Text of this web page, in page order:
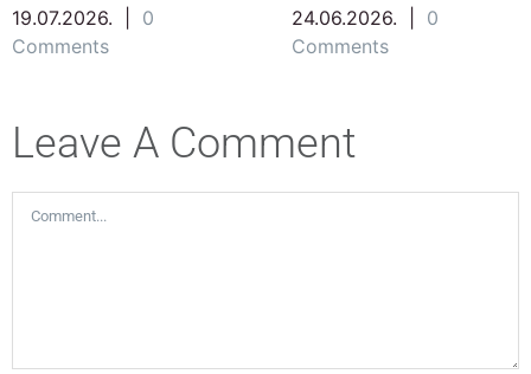
19.07.2026.
0
Comments
24.06.2026.
0
Comments
Leave A Comment
Comment